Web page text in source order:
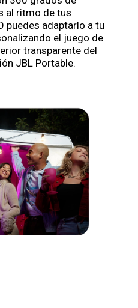
al ritmo de tus
puedes adaptarlo a tu
el juego de
transparente del
JBL Portable.